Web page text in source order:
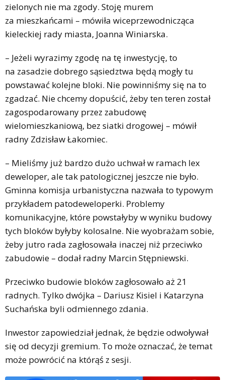
zielonych nie ma zgody. Stoję murem
za mieszkańcami – mówiła wiceprzewodnicząca
kieleckiej rady miasta, Joanna Winiarska.
– Jeżeli wyrazimy zgodę na tę inwestycję, to
na zasadzie dobrego sąsiedztwa będą mogły tu
powstawać kolejne bloki. Nie powinniśmy się na to
zgadzać. Nie chcemy dopuścić, żeby ten teren został
zagospodarowany przez zabudowę
wielomieszkaniową, bez siatki drogowej – mówił
radny Zdzisław Łakomiec.
– Mieliśmy już bardzo dużo uchwał w ramach lex
deweloper, ale tak patologicznej jeszcze nie było.
Gminna komisja urbanistyczna nazwała to typowym
przykładem patodeweloperki. Problemy
komunikacyjne, które powstałyby w wyniku budowy
tych bloków byłyby kolosalne. Nie wyobrażam sobie,
żeby jutro rada zagłosowała inaczej niż przeciwko
zabudowie – dodał radny Marcin Stępniewski.
Przeciwko budowie bloków zagłosowało aż 21
radnych. Tylko dwójka – Dariusz Kisiel i Katarzyna
Suchańska byli odmiennego zdania.
Inwestor zapowiedział jednak, że będzie odwoływał
się od decyzji gremium. To może oznaczać, że temat
może powrócić na którąś z sesji.